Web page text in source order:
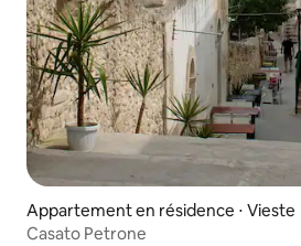
Appartement en résidence ⋅ Vieste
Casato Petrone